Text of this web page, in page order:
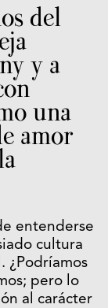
del
y a
una
amor
entenderse
cultura
¿Podríamos
pero lo
al carácter